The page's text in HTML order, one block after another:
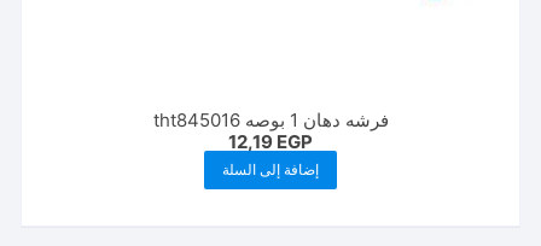
فرشه دهان 1 بوصه tht845016
12,19 EGP
إضافة إلى السلة